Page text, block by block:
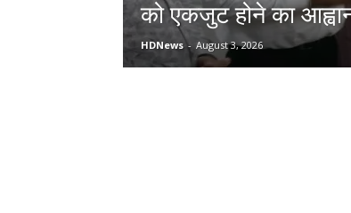
को एकजुट होने का
HDNews - August 3, 2026